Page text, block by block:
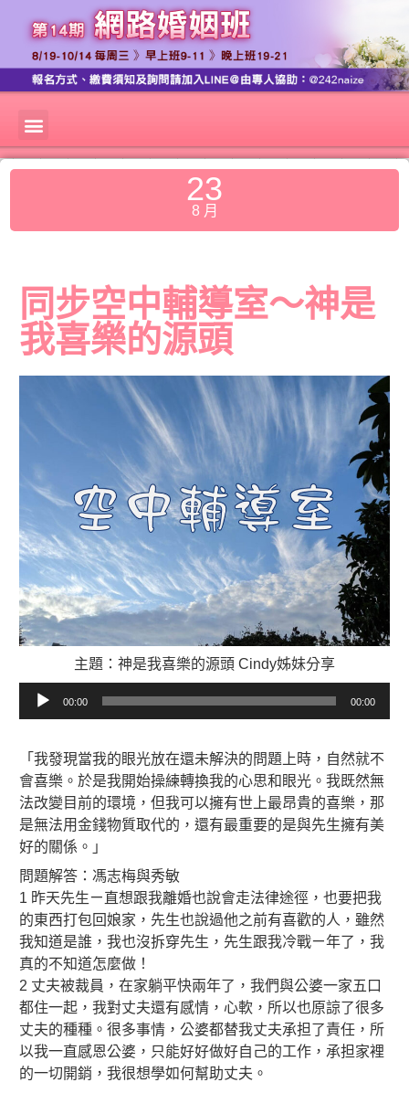
23
8 月
同步空中輔導室～神是
我喜樂的源頭
主題：神是我喜樂的源頭 Cindy姊妹分享
放
器
00:00 00:00
「我發現當我的眼光放在還未解決的問題上時，自然就不
會喜樂。於是我開始操練轉換我的心思和眼光。我既然無
法改變目前的環境，但我可以擁有世上最昂貴的喜樂，那
是無法用金錢物質取代的，還有最重要的是與先生擁有美
好的關係。」
問題解答：馮志梅與秀敏
1 昨天先生ㄧ直想跟我離婚也說會走法律途徑，也要把我
的東西打包回娘家，先生也說過他之前有喜歡的人，雖然
我知道是誰，我也沒拆穿先生，先生跟我冷戰ㄧ年了，我
真的不知道怎麼做！
2 丈夫被裁員，在家躺平快兩年了，我們與公婆一家五口
都住一起，我對丈夫還有感情，心軟，所以也原諒了很多
丈夫的種種。很多事情，公婆都替我丈夫承担了責任，所
以我一直感恩公婆，只能好好做好自己的工作，承担家裡
的一切開銷，我很想學如何幫助丈夫。